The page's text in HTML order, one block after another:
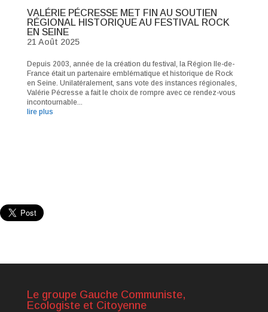
VALÉRIE PÉCRESSE MET FIN AU SOUTIEN
RÉGIONAL HISTORIQUE AU FESTIVAL ROCK
EN SEINE
21 Août 2025
Depuis 2003, année de la création du festival, la Région Ile-de-
France était un partenaire emblématique et historique de Rock
en Seine. Unilatéralement, sans vote des instances régionales,
Valérie Pécresse a fait le choix de rompre avec ce rendez-vous
incontournable...
lire plus
Le groupe Gauche Communiste,
Ecologiste et Citoyenne